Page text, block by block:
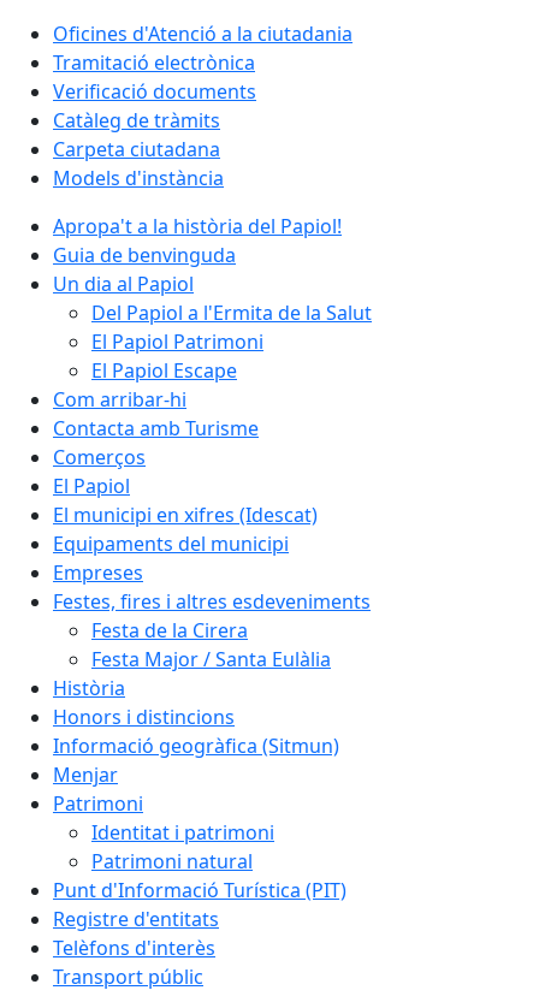
Oficines d'Atenció a la ciutadania
Tramitació electrònica
Verificació documents
Catàleg de tràmits
Carpeta ciutadana
Models d'instància
Apropa't a la història del Papiol!
Guia de benvinguda
Un dia al Papiol
Del Papiol a l'Ermita de la Salut
El Papiol Patrimoni
El Papiol Escape
Com arribar-hi
Contacta amb Turisme
Comerços
El Papiol
El municipi en xifres (Idescat)
Equipaments del municipi
Empreses
Festes, fires i altres esdeveniments
Festa de la Cirera
Festa Major / Santa Eulàlia
Història
Honors i distincions
Informació geogràfica (Sitmun)
Menjar
Patrimoni
Identitat i patrimoni
Patrimoni natural
Punt d'Informació Turística (PIT)
Registre d'entitats
Telèfons d'interès
Transport públic